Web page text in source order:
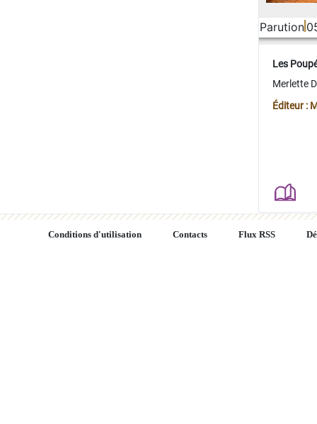
Parution
Les
Merlette
Éditeur :
Conditions d'utilisation Contacts Flux RSS